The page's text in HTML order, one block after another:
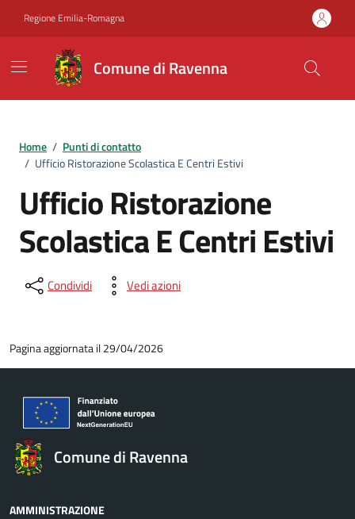
Regione Emilia-Romagna
Comune di Ravenna
Home / Punti di contatto
/ Ufficio Ristorazione Scolastica E Centri Estivi
Ufficio Ristorazione
Scolastica E Centri Estivi
Condividi Vedi azioni
Pagina aggiornata il 29/04/2026
Comune di Ravenna
AMMINISTRAZIONE